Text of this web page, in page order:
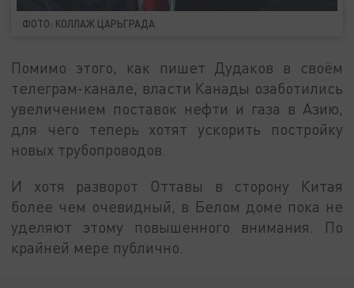
ФОТО: КОЛЛАЖ ЦАРЬГРАДА
Помимо этого, как пишет Дудаков в своём
телеграм-канале, власти Канады озаботились
увеличением поставок нефти и газа в Азию,
для чего теперь хотят ускорить постройку
новых трубопроводов.
И хотя разворот Оттавы в сторону Китая
более чем очевидный, в Белом доме пока не
уделяют этому повышенного внимания. По
крайней мере публично.